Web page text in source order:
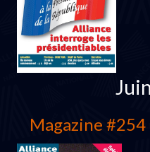
Magazine #254